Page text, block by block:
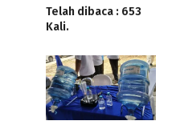
Telah dibaca : 653
Kali.